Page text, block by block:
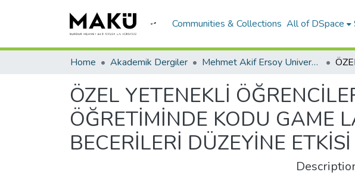
Communities & Collections All of DSpace
Home Akademik Dergiler Mehmet Akif Ersoy University Journal of Education Faculty
ÖZEL YETENEKLİ
ÖĞRETİMİNDE KODU GAME
BECERİLERİ DÜZEYİNE ETKİSİ